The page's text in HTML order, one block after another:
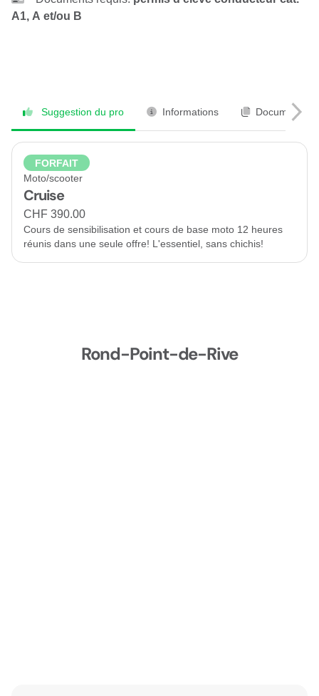
Suggestion du pro Informations Documents
FORFAIT
Moto/scooter
Cruise
CHF 390.00
Cours de sensibilisation et cours de base moto 12 heures
réunis dans une seule offre! L'essentiel, sans chichis!
A1, A et/ou B
Rond-Point-de-Rive